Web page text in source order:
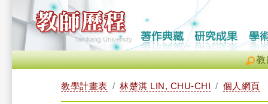
教
教學計畫表 林楚淇 LIN, CHU-CHI 個人網頁